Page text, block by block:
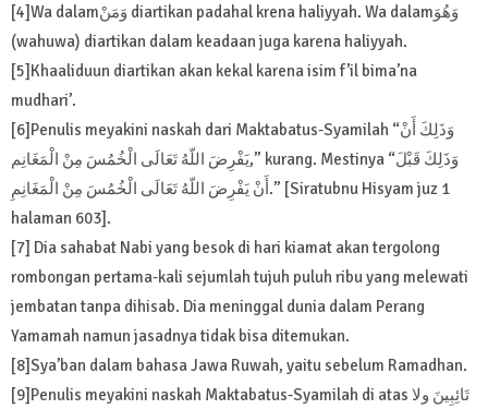
[4]Wa dalamوَمَنْ diartikan padahal krena haliyyah. Wa dalamوَهُوَ
(wahuwa) diartikan dalam keadaan juga karena haliyyah.
[5]Khaaliduun diartikan akan kekal karena isim f’il bima’na
mudhari’.
[6]Penulis meyakini naskah dari Maktabatus-Syamilah “وَذَلِكَ أَنْ
يَفْرِضَ اللّهُ تَعَالَى الْخُمُسَ مِنْ الْمَغَانِم,” kurang. Mestinya “وَذَلِكَ قَبْلَ
أَنْ يَفْرِضَ اللّهُ تَعَالَى الْخُمُسَ مِنْ الْمَغَانِمِ.” [Siratubnu Hisyam juz 1
halaman 603].
[7] Dia sahabat Nabi yang besok di hari kiamat akan tergolong
rombongan pertama-kali sejumlah tujuh puluh ribu yang melewati
jembatan tanpa dihisab. Dia meninggal dunia dalam Perang
Yamamah namun jasadnya tidak bisa ditemukan.
[8]Sya’ban dalam bahasa Jawa Ruwah, yaitu sebelum Ramadhan.
[9]Penulis meyakini naskah Maktabatus-Syamilah di atas تَائِبِينَ ولا